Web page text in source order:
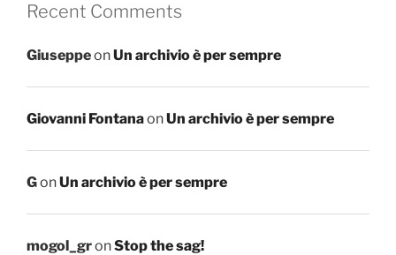
Recent Comments
GiuseppeonUn archivio è per sempre
Giovanni FontanaonUn archivio è per sempre
GonUn archivio è per sempre
mogol_gronStop the sag!